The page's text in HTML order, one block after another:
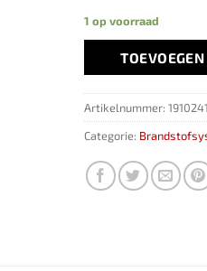
1 op voorraad
Artikelnummer: 1910241
Categorie: